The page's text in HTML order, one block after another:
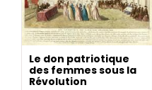
Le don patriotique
des femmes sous la
Révolution